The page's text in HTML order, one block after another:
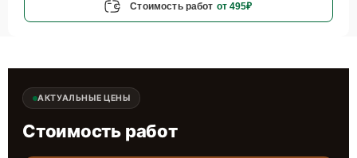
Стоимость работ от 495₽
АКТУАЛЬНЫЕ ЦЕНЫ
Стоимость работ